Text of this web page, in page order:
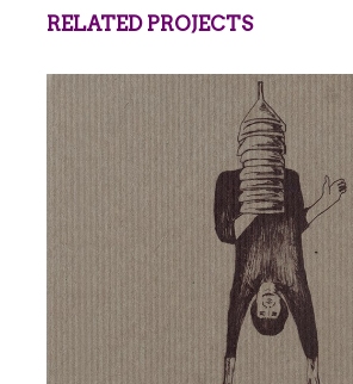
RELATED PROJECTS